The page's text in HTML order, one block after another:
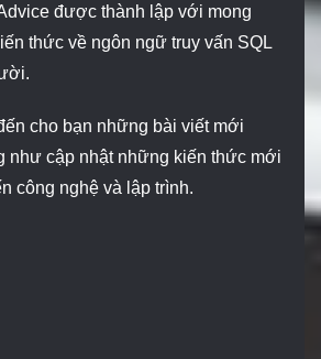
được thành lập với mong
thức về ngôn ngữ truy vấn SQL
cho bạn những bài viết mới
như cập nhật những kiến thức mới
công nghệ và lập trình.